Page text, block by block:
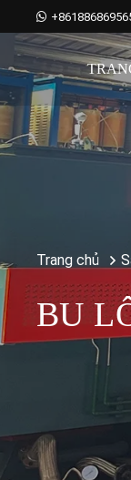
Trang chủ
BU